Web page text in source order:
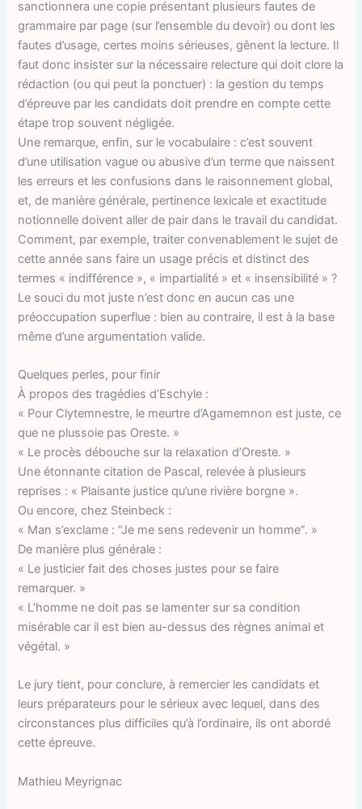
sanctionnera une copie présentant plusieurs fautes de
grammaire par page (sur l’ensemble du devoir) ou dont les
fautes d’usage, certes moins sérieuses, gênent la lecture. Il
faut donc insister sur la nécessaire relecture qui doit clore la
rédaction (ou qui peut la ponctuer) : la gestion du temps
d’épreuve par les candidats doit prendre en compte cette
étape trop souvent négligée.
Une remarque, enfin, sur le vocabulaire : c’est souvent
d’une utilisation vague ou abusive d’un terme que naissent
les erreurs et les confusions dans le raisonnement global,
et, de manière générale, pertinence lexicale et exactitude
notionnelle doivent aller de pair dans le travail du candidat.
Comment, par exemple, traiter convenablement le sujet de
cette année sans faire un usage précis et distinct des
termes « indifférence », « impartialité » et « insensibilité » ?
Le souci du mot juste n’est donc en aucun cas une
préoccupation superflue : bien au contraire, il est à la base
même d’une argumentation valide.
Quelques perles, pour finir
À propos des tragédies d’Eschyle :
« Pour Clytemnestre, le meurtre d’Agamemnon est juste, ce
que ne plussoie pas Oreste. »
« Le procès débouche sur la relaxation d’Oreste. »
Une étonnante citation de Pascal, relevée à plusieurs
reprises : « Plaisante justice qu’une rivière borgne ».
Ou encore, chez Steinbeck :
« Man s’exclame : “Je me sens redevenir un homme”. »
De manière plus générale :
« Le justicier fait des choses justes pour se faire
remarquer. »
« L’homme ne doit pas se lamenter sur sa condition
misérable car il est bien au-dessus des règnes animal et
végétal. »
Le jury tient, pour conclure, à remercier les candidats et
leurs préparateurs pour le sérieux avec lequel, dans des
circonstances plus difficiles qu’à l’ordinaire, ils ont abordé
cette épreuve.
Mathieu Meyrignac